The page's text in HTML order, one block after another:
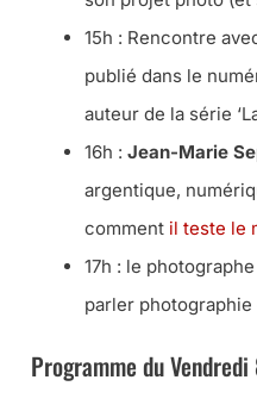
15h : Rencontre
publié dans le
auteur de la série
16h : Jean-Marie
argentique,
comment il teste le
17h : le photographe
parler
Programme du